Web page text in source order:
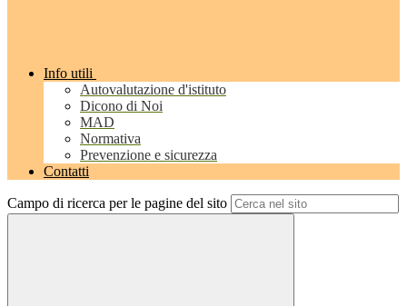
Info utili
Autovalutazione d'istituto
Dicono di Noi
MAD
Normativa
Prevenzione e sicurezza
Contatti
Campo di ricerca per le pagine del sito